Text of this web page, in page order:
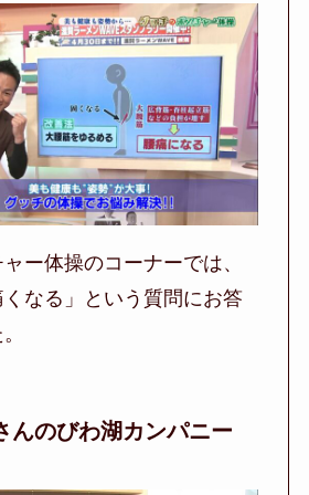
ー体操のコーナーでは、
くなる」という質問にお答
んのびわ湖カンパニー